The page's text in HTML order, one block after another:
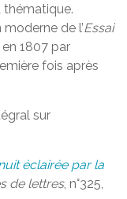
thématique.
de l’Essai
1807 par
fois après
sur
éclairée par la
de lettres, n°325,